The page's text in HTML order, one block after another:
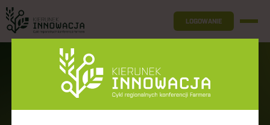
LOGOWANIE
Prelegenci
Wrocław (woj. dolnośląskie)